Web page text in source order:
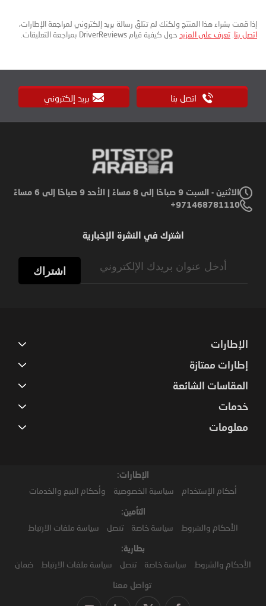
إذا قمت بشراء هذا المنتج ولكنك لم تتلقَ رسالة بريد إلكتروني لمراجعة الإطارات،
اتصل بنا تعرف على المزيد حول كيفية قيام DriverReviews بمراجعة التعليقات.
اتصل بنا بريد إلكتروني
الاثنين - السبت 9 صباحًا إلى 8 مساءً | الأحد 9 صباحًا إلى 6 مساءً
971468781110+
اشترك في النشرة الإخبارية
اشتراك
الإطارات
إطارات ممتازة
المقاسات الشائعة
خدمات
معلومات
الإطارات:
أحكام الإستخدام سياسية الخصوصية وأحكام البيع والخدمات
التأمين:
الأحكام والشروط سياسة خاصة تنصل سياسة ملفات الارتباط
بطارية:
الأحكام والشروط سياسة خاصة تنصل سياسة ملفات الارتباط ضمان
تواصل معنا